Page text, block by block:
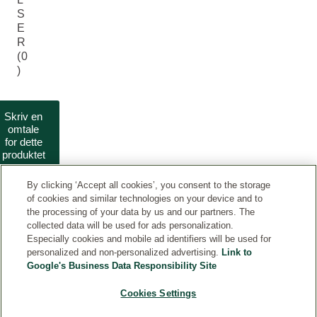
S
E
R
(0
)
Skriv en
omtale
for dette
produktet
By clicking ‘Accept all cookies’, you consent to the storage
of cookies and similar technologies on your device and to
the processing of your data by us and our partners. The
collected data will be used for ads personalization.
Especially cookies and mobile ad identifiers will be used for
personalized and non-personalized advertising. Link to
Google's Business Data Responsibility Site
Cookies Settings